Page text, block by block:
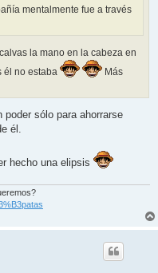
mentalmente fue a través
la mano en la cabeza en
él no estaba
Más
poder sólo para ahorrarse
él.
hecho una elipsis